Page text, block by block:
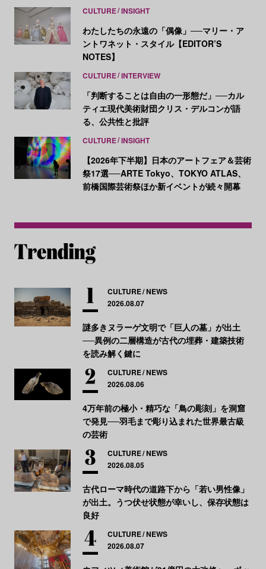
CULTURE INSIGHT
わたしたちの永遠の「偶像」──マリー・ア
ントワネット・スタイル【EDITOR’S
NOTES】
CULTURE INTERVIEW
「判断することは自由の一形態だ」──カル
ティエ現代美術財団クリス・デルコンが語
る、公共性と批評
CULTURE INSIGHT
【2026年下半期】日本のアートフェア＆芸術
祭17選──ARTE Tokyo、TOKYO ATLAS、
前橋国際芸術祭ほか新イベントが続々開幕
CULTURE NEWS
2026.08.07
謎多きヌラーゲ文明で「巨人の墓」が出土
──異例の二層構造が古代の埋葬・建築技術
を読み解く鍵に
CULTURE NEWS
2026.08.06
4万年前の極小・精巧な「鳥の彫刻」を洞窟
で発見──羽毛まで彫り込まれた世界最古級
の芸術
CULTURE NEWS
2026.08.05
古代ローマ時代の道路下から「若い男性像」
が出土。うつ伏せ状態が幸いし、保存状態は
良好
CULTURE NEWS
2026.08.07